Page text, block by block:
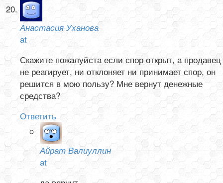
Анастасия Уханова
at
Скажите пожалуйста если спор открыт, а продавец
не реагирует, ни отклоняет ни принимает спор, он
решится в мою пользу? Мне вернут денежные
средства?
Ответить
Айрат Валиуллин
at